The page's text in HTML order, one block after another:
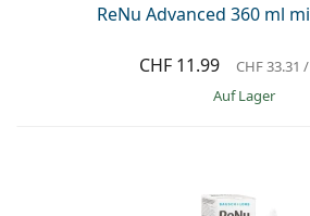
ReNu Advanced 360 ml
CHF 11.99 CHF 33.31
auf Lager